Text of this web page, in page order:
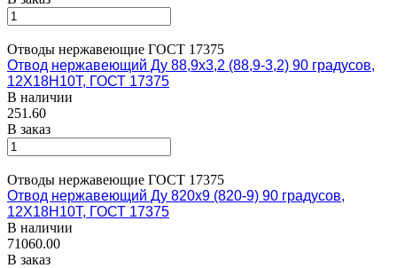
Отводы нержавеющие ГОСТ 17375
Отвод нержавеющий Ду 88,9х3,2 (88,9-3,2) 90 градусов,
12Х18Н10Т, ГОСТ 17375
В наличии
251.60
В заказ
Отводы нержавеющие ГОСТ 17375
Отвод нержавеющий Ду 820х9 (820-9) 90 градусов,
12Х18Н10Т, ГОСТ 17375
В наличии
71060.00
В заказ